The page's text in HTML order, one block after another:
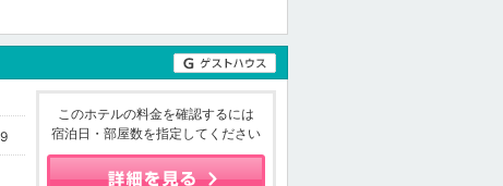
このホテルの料金を確認するには
宿泊日・部屋数を指定してください